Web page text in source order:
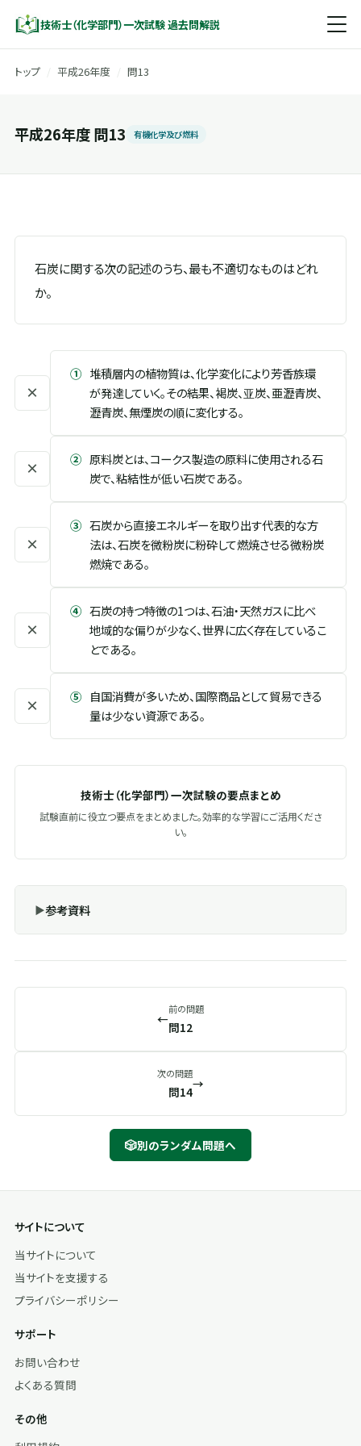
技術士（化学部門）一次試験 過去問解説
トップ 平成26年度 問13
平成26年度 問13 有機化学及び燃料
石炭に関する次の記述のうち、最も不適切なものはどれ
か。
×
① 堆積層内の植物質は、化学変化により芳香族環
が発達していく。その結果、褐炭、亚炭、亜瀝青炭、
瀝青炭、無煙炭の順に変化する。
× ② 原料炭とは、コークス製造の原料に使用される石
炭で、粘結性が低い石炭である。
×
③ 石炭から直接エネルギーを取り出す代表的な方
法は、石炭を微粉炭に粉砕して燃焼させる微粉炭
燃焼である。
×
④ 石炭の持つ特徴の1つは、石油・天然ガスに比べ
地域的な偏りが少なく、世界に広く存在しているこ
とである。
× ⑤ 自国消費が多いため、国際商品として貿易できる
量は少ない資源である。
技術士（化学部門）一次試験の要点まとめ
試験直前に役立つ要点をまとめました。効率的な学習にご活用くださ
い。
参考資料
←
前の問題
問12
次の問題
問14
→
🎲別のランダム問題へ
サイトについて
当サイトについて
当サイトを支援する
プライバシーポリシー
サポート
お問い合わせ
よくある質問
その他